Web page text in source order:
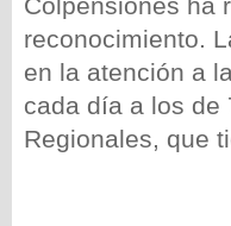
reconocimiento.
en la atención a
cada día a los de
Regionales, que